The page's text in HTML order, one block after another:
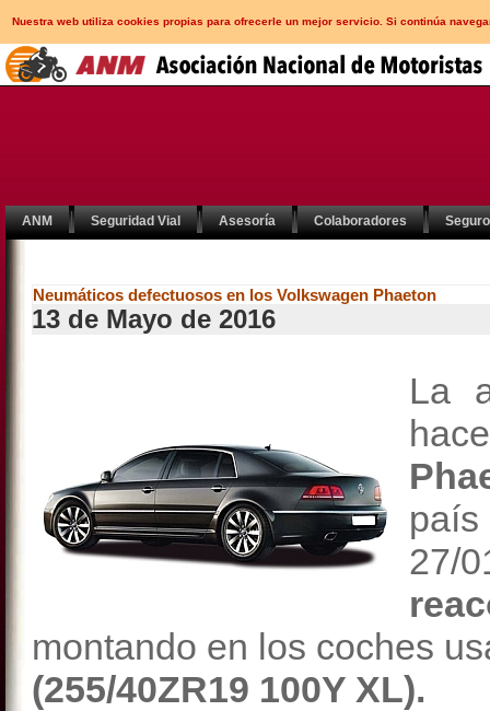
Nuestra web utiliza cookies propias para ofrecerle un mejor servicio. Si continúa
ANM Seguridad Vial Asesoría Colaboradores
Neumáticos defectuosos en los Volkswagen Phaeton
13 de Mayo de 2016
La
montando en los coches
(255/40ZR19 100Y XL).